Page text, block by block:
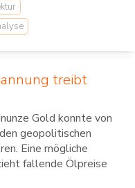
treibt
Gold konnte von
geopolitischen
Eine mögliche
fallende Ölpreise